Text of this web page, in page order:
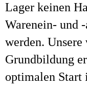
Lager keinen
Warenein- und -
werden.
Grundbildung
optimalen Start